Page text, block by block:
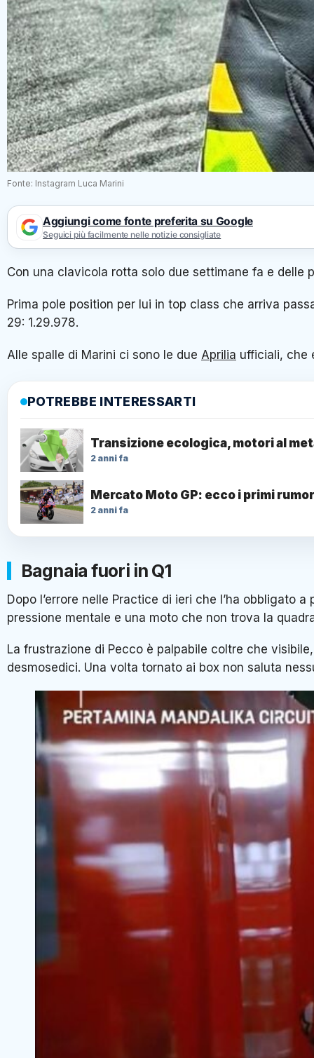
Fonte: Instagram Luca Marini
Aggiungi come fonte preferita su Google
Seguici più facilmente nelle notizie consigliate
Con una clavicola rotta solo due settimane fa e delle
Prima pole position per lui in top class che arriva
29: 1.29.978.
Alle spalle di Marini ci sono le due Aprilia ufficiali, che
POTREBBE INTERESSARTI
Transizione ecologica, motori al
2 anni fa
Mercato Moto GP: ecco i primi
2 anni fa
Bagnaia fuori in Q1
Dopo l’errore nelle Practice di ieri che l’ha obbligato
pressione mentale e una moto che non trova la
La frustrazione di Pecco è palpabile coltre che
desmosedici. Una volta tornato ai box non saluta